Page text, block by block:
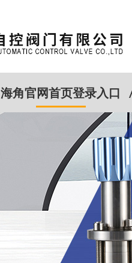
海角官网首页登录入口
新